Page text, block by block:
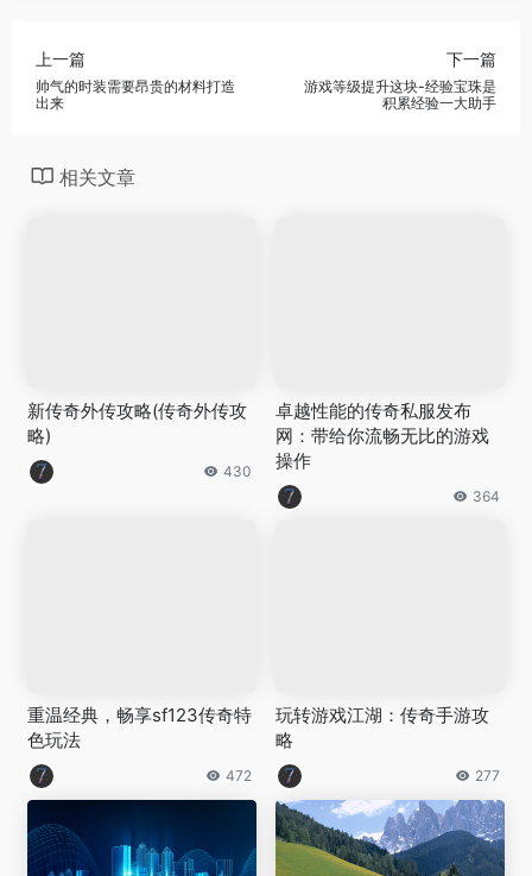
上一篇
帅气的时装需要昂贵的材料打造
出来
下一篇
游戏等级提升这块-经验宝珠是
积累经验一大助手
相关文章
新传奇外传攻略(传奇外传攻
略)
430
卓越性能的传奇私服发布
网：带给你流畅无比的游戏
操作
364
重温经典，畅享sf123传奇特
色玩法
472
玩转游戏江湖：传奇手游攻
略
277